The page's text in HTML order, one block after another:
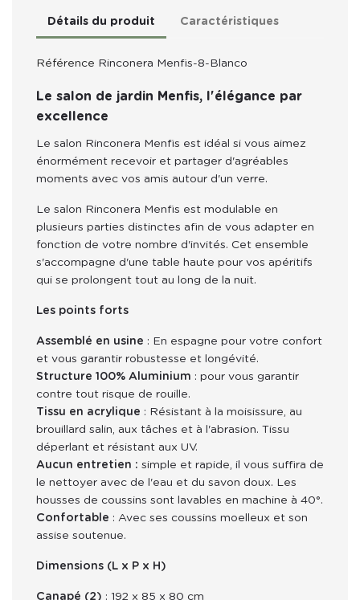
Détails du produit Caractéristiques
Référence Rinconera Menfis-8-Blanco
Le salon de jardin Menfis, l'élégance par
excellence
Le salon Rinconera Menfis est idéal si vous aimez
énormément recevoir et partager d'agréables
moments avec vos amis autour d'un verre.
Le salon Rinconera Menfis est modulable en
plusieurs parties distinctes afin de vous adapter en
fonction de votre nombre d'invités. Cet ensemble
s'accompagne d'une table haute pour vos apéritifs
qui se prolongent tout au long de la nuit.
Les points forts
Assemblé en usine : En espagne pour votre confort
et vous garantir robustesse et longévité.
Structure 100% Aluminium : pour vous garantir
contre tout risque de rouille.
Tissu en acrylique : Résistant à la moisissure, au
brouillard salin, aux tâches et à l'abrasion. Tissu
déperlant et résistant aux UV.
Aucun entretien : simple et rapide, il vous suffira de
le nettoyer avec de l'eau et du savon doux. Les
housses de coussins sont lavables en machine à 40°.
Confortable : Avec ses coussins moelleux et son
assise soutenue.
Dimensions (L x P x H)
Canapé (2) : 192 x 85 x 80 cm